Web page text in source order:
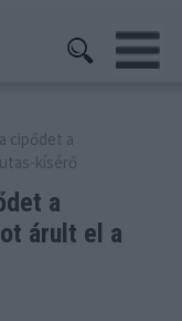
cipődet a
kísérő
a
árult el a